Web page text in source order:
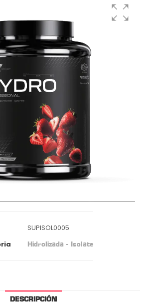
SUPISOL0005
Hidrolizada - Isolate
DESCRIPCIÓN